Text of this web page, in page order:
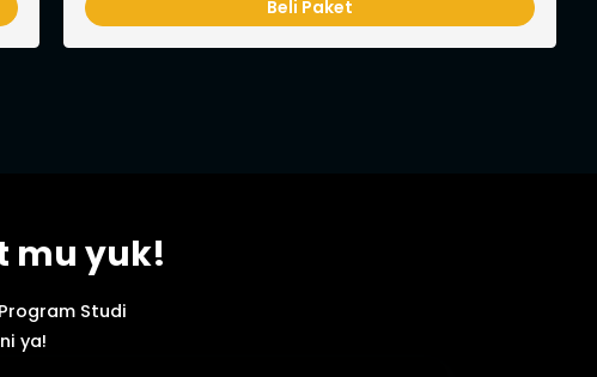
Beli Paket
mu yuk!
Studi
ya!